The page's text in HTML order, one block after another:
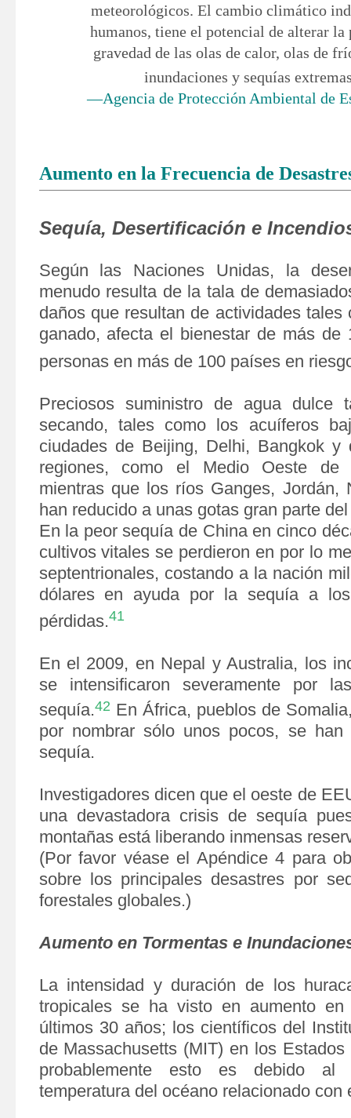
meteorológicos. El cambio climático
humanos, tiene el potencial de alterar la
gravedad de las olas de calor, olas de
inundaciones y sequías
—Agencia de Protección Ambiental de
Aumento en la Frecuencia de
Sequía, Desertificación e
Según las Naciones Unidas, la
menudo resulta de la tala de
daños que resultan de actividades tales
ganado, afecta el bienestar de más de
personas en más de 100 países en
Preciosos suministro de agua dulce
secando, tales como los acuíferos
ciudades de Beijing, Delhi, Bangkok y
regiones, como el Medio Oeste de
mientras que los ríos Ganges, Jordán,
han reducido a unas gotas gran parte
En la peor sequía de China en cinco
cultivos vitales se perdieron en por lo
septentrionales, costando a la nación
dólares en ayuda por la sequía a
pérdidas.41
En el 2009, en Nepal y Australia, los
se intensificaron severamente por
sequía.42 En África, pueblos de
por nombrar sólo unos pocos, se han
sequía.
Investigadores dicen que el oeste de
una devastadora crisis de sequía
montañas está liberando inmensas
(Por favor véase el Apéndice 4 para
sobre los principales desastres por
forestales globales.)
Aumento en Tormentas e
La intensidad y duración de los
tropicales se ha visto en aumento
últimos 30 años; los científicos del
de Massachusetts (MIT) en los
probablemente esto es debido
temperatura del océano relacionado con